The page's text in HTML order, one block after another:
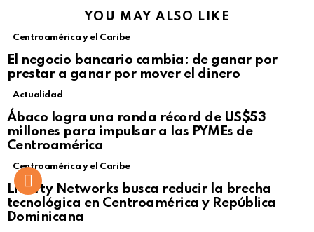
YOU MAY ALSO LIKE
Centroamérica y el Caribe
El negocio bancario cambia: de ganar por
prestar a ganar por mover el dinero
Not Safe For Work
Click to view this post
Actualidad
Ábaco logra una ronda récord de US$53
millones para impulsar a las PYMEs de
Centroamérica
Centroamérica y el Caribe
Liberty Networks busca reducir la brecha
tecnológica en Centroamérica y República
Dominicana